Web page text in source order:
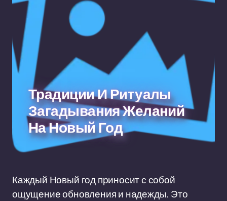
Традиции И Ритуалы
Загадывания Желаний
На Новый Год
Каждый Новый год приносит с собой
ощущение обновления и надежды. Это